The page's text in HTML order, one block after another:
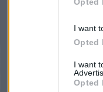
I want
Opted
I want
Opted